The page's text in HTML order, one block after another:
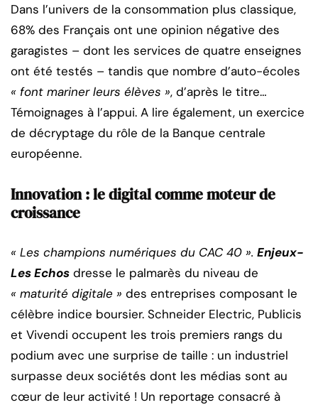
Dans l’univers de la consommation plus classique,
68% des Français ont une opinion négative des
garagistes – dont les services de quatre enseignes
ont été testés – tandis que nombre d’auto-écoles
« font mariner leurs élèves », d’après le titre…
Témoignages à l’appui. A lire également, un exercice
de décryptage du rôle de la Banque centrale
européenne.
Innovation :le digital comme moteur de
croissance
« Les champions numériques du CAC 40 ». Enjeux-
Les Echos dresse le palmarès du niveau de
« maturité digitale » des entreprises composant le
célèbre indice boursier. Schneider Electric, Publicis
et Vivendi occupent les trois premiers rangs du
podium avec une surprise de taille : un industriel
surpasse deux sociétés dont les médias sont au
cœur de leur activité ! Un reportage consacré à